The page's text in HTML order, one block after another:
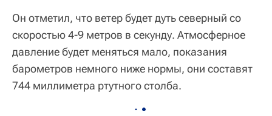
Он отметил, что ветер будет дуть северный со
скоростью 4-9 метров в секунду. Атмосферное
давление будет меняться мало, показания
барометров немного ниже нормы, они составят
744 миллиметра ртутного столба.